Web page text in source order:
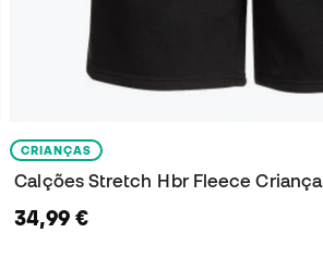
CRIANÇAS
Calções Stretch Hbr Fleece Criança
34,99 €